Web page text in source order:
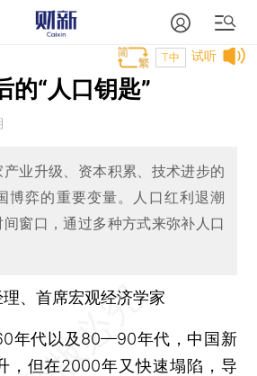
试听
T中
的“人口钥匙”
业升级、资本积累、技术进步的
博弈的重要变量。人口红利退潮
窗口，通过多种方式来弥补人口
、首席宏观经济学家
代以及80—90年代，中国新
，但在2000年又快速塌陷，导